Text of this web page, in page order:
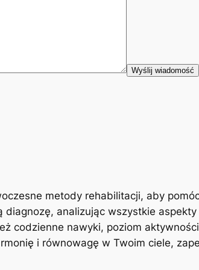
metody rehabilitacji, aby
analizując wszystkie
codzienne nawyki, poziom
i równowagę w Twoim ciele,